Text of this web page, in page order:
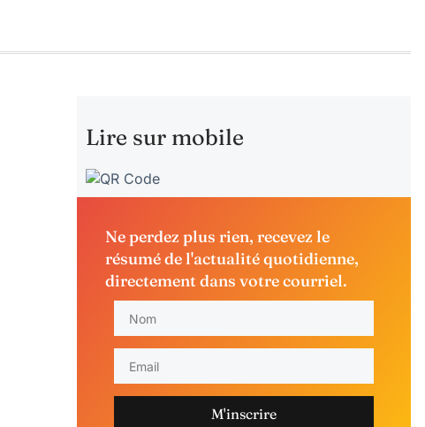
Lire sur mobile
Ne perdez plus rien, recevez le
résumé de l'actualité quotidienne,
directement dans votre courriel.
M'inscrire